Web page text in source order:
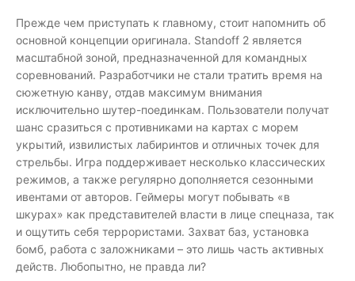
Прежде чем приступать к главному, стоит напомнить об
основной концепции оригинала. Standoff 2 является
масштабной зоной, предназначенной для командных
соревнований. Разработчики не стали тратить время на
сюжетную канву, отдав максимум внимания
исключительно шутер-поединкам. Пользователи получат
шанс сразиться с противниками на картах с морем
укрытий, извилистых лабиринтов и отличных точек для
стрельбы. Игра поддерживает несколько классических
режимов, а также регулярно дополняется сезонными
ивентами от авторов. Геймеры могут побывать «в
шкурах» как представителей власти в лице спецназа, так
и ощутить себя террористами. Захват баз, установка
бомб, работа с заложниками – это лишь часть активных
действ. Любопытно, не правда ли?